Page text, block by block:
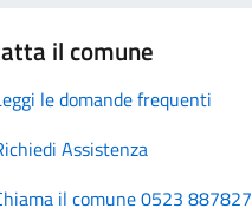
il comune
le domande frequenti
Assistenza
il comune 0523 887827